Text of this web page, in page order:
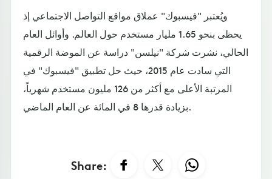
ويُعتبر "فيسبوك" عملاق مواقع التواصل الاجتماعي إذ
يحظى بنحو 1.65 مليار مستخدم حول العالم. وأوائل العام
الحالي، نشرت شركة "نيلسن" دراسة عن الموضة الرقمية
التي سادت عام 2015، حيث حل تطبيق "فيسبوك" في
المرتبة الأعلى مع أكثر من 126 مليون مستخدم شهرياً،
بزيادة قدرها 8 في المائة عن العام الماضي.
Share: